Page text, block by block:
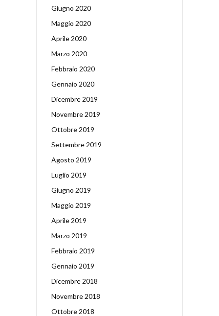
Giugno 2020
Maggio 2020
Aprile 2020
Marzo 2020
Febbraio 2020
Gennaio 2020
Dicembre 2019
Novembre 2019
Ottobre 2019
Settembre 2019
Agosto 2019
Luglio 2019
Giugno 2019
Maggio 2019
Aprile 2019
Marzo 2019
Febbraio 2019
Gennaio 2019
Dicembre 2018
Novembre 2018
Ottobre 2018